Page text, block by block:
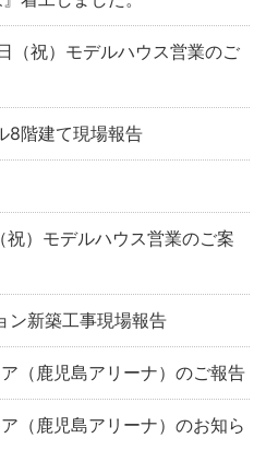
（祝）モデルハウス営業のご
8階建て現場報告
祝）モデルハウス営業のご案
ン新築工事現場報告
（鹿児島アリーナ）のご報告
（鹿児島アリーナ）のお知ら